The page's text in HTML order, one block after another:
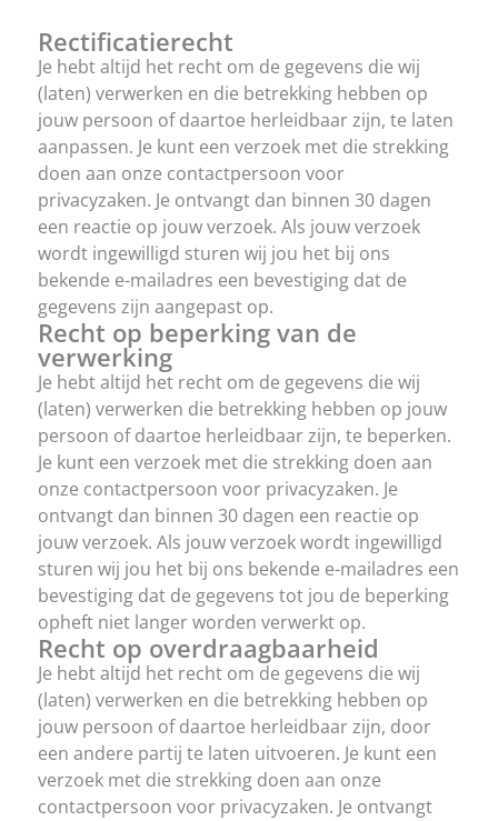
Rectificatierecht
Je hebt altijd het recht om de gegevens die wij
(laten) verwerken en die betrekking hebben op
jouw persoon of daartoe herleidbaar zijn, te laten
aanpassen. Je kunt een verzoek met die strekking
doen aan onze contactpersoon voor
privacyzaken. Je ontvangt dan binnen 30 dagen
een reactie op jouw verzoek. Als jouw verzoek
wordt ingewilligd sturen wij jou het bij ons
bekende e-mailadres een bevestiging dat de
gegevens zijn aangepast op.
Recht op beperking van de
verwerking
Je hebt altijd het recht om de gegevens die wij
(laten) verwerken die betrekking hebben op jouw
persoon of daartoe herleidbaar zijn, te beperken.
Je kunt een verzoek met die strekking doen aan
onze contactpersoon voor privacyzaken. Je
ontvangt dan binnen 30 dagen een reactie op
jouw verzoek. Als jouw verzoek wordt ingewilligd
sturen wij jou het bij ons bekende e-mailadres een
bevestiging dat de gegevens tot jou de beperking
opheft niet langer worden verwerkt op.
Recht op overdraagbaarheid
Je hebt altijd het recht om de gegevens die wij
(laten) verwerken en die betrekking hebben op
jouw persoon of daartoe herleidbaar zijn, door
een andere partij te laten uitvoeren. Je kunt een
verzoek met die strekking doen aan onze
contactpersoon voor privacyzaken. Je ontvangt